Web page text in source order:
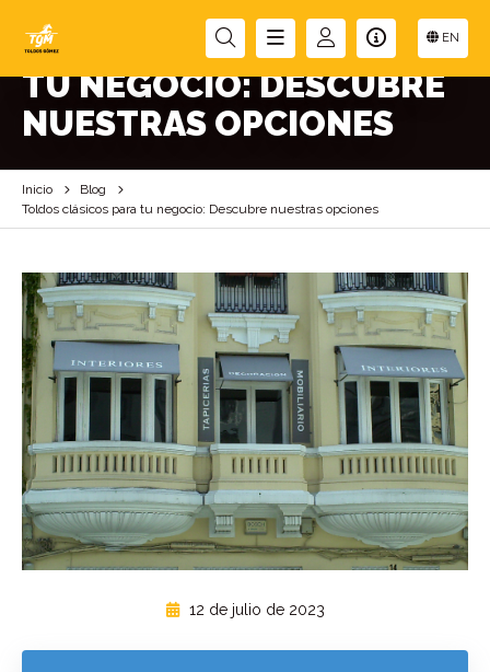
EN
TOLDOS CLÁSICOS PARA
TU NEGOCIO: DESCUBRE
NUESTRAS OPCIONES
Inicio
Blog
Toldos clásicos para tu negocio: Descubre nuestras opciones
12 de julio de 2023